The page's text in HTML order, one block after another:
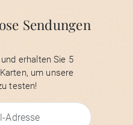
Sendungen
erhalten Sie 5
um unsere
testen!